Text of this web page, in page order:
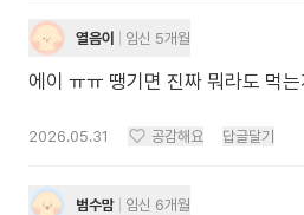
열음이 임신 5개월
에이 ㅠㅠ 땡기면 진짜 뭐라도 먹는
2026.05.31 공감해요 답글달기
범수맘 임신 6개월